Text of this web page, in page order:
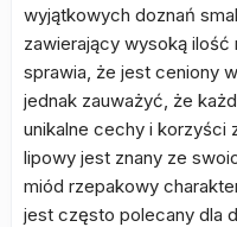
wyjątkowych doznań
zawierający wysoką ilość
sprawia, że jest ceniony
jednak zauważyć, że
unikalne cechy i korzyści
lipowy jest znany ze
miód rzepakowy
jest często polecany dla